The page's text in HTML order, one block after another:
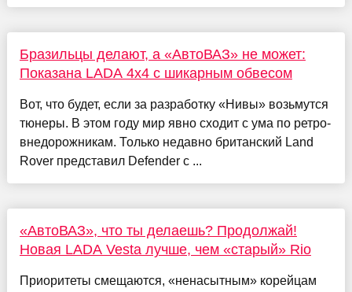
Бразильцы делают, а «АвтоВАЗ» не может:
Показана LADA 4x4 с шикарным обвесом
Вот, что будет, если за разработку «Нивы» возьмутся
тюнеры. В этом году мир явно сходит с ума по ретро-
внедорожникам. Только недавно британский Land
Rover представил Defender с ...
«АвтоВАЗ», что ты делаешь? Продолжай!
Новая LADA Vesta лучше, чем «старый» Rio
Приоритеты смещаются, «ненасытным» корейцам